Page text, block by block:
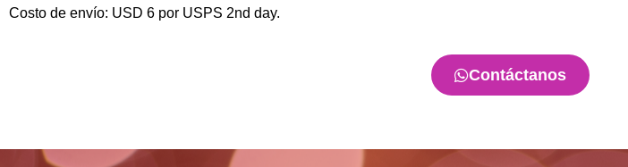
Costo de envío: USD 6 por USPS 2nd day.
Contáctanos